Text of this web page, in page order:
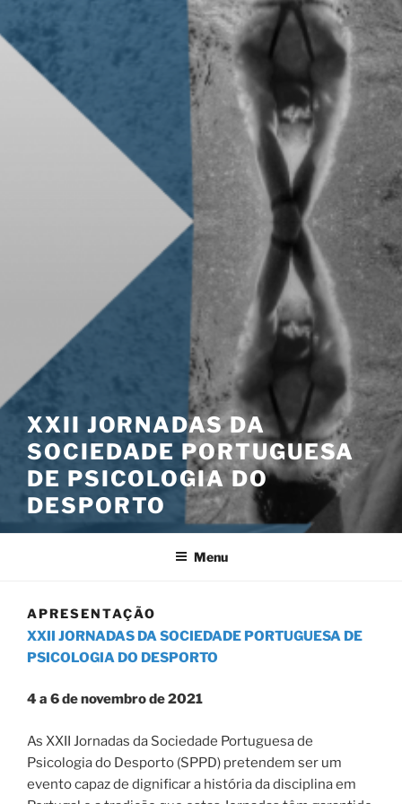
XXII JORNADAS DA
SOCIEDADE PORTUGUESA
DE PSICOLOGIA DO
DESPORTO
Menu
APRESENTAÇÃO
XXII JORNADAS DA SOCIEDADE PORTUGUESA DE
PSICOLOGIA DO DESPORTO
4 a 6 de novembro de 2021
As XXII Jornadas da Sociedade Portuguesa de
Psicologia do Desporto (SPPD) pretendem ser um
evento capaz de dignificar a história da disciplina em